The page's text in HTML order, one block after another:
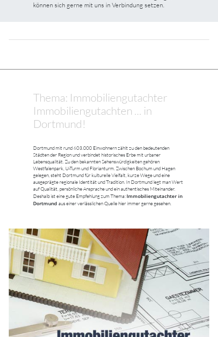
können sich gerne mit uns in Verbindung setzen.
Thema: Immobiliengutachter
Immobiliengutachten ... in
Dortmund!
Dortmund mit rund 603.000 Einwohnern zählt zu den bedeutenden
Städten der Region und verbindet historisches Erbe mit urbaner
Lebensqualität. Zu den bekannten Sehenswürdigkeiten gehören
Westfalenpark, U-Turm und Florianturm. Zwischen Bochum und Hagen
gelegen, steht Dortmund für kulturelle Vielfalt, kurze Wege und eine
ausgeprägte regionale Identität und Tradition. In Dortmund legt man Wert
auf Qualität, persönliche Ansprache und ein authentisches Miteinander.
Deshalb ist eine gute Empfehlung zum Thema: Immobiliengutachter in
Dortmund aus einer verlässlichen Quelle hier immer gerne gesehen.